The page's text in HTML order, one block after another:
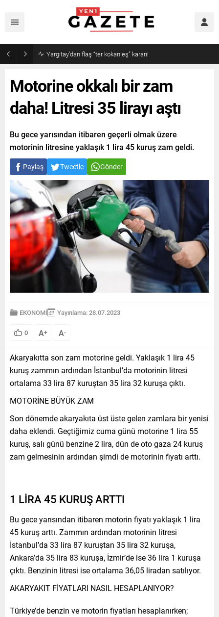
Motorine okkalı bir zam
daha! Litresi 35 lirayı aştı
Bu gece yarısından itibaren geçerli olmak üzere
motorinin litresine yaklaşık 1 lira 45 kuruş zam geldi.
Paylaş Tweetle Gönder
EKONOMİ Yayınlama: 28.07.2023
0 A+ A-
Akaryakıtta son zam motorine geldi. Yaklaşık 1 lira 45
kuruş zammın ardından İstanbul’da motorinin litresi
ortalama 33 lira 87 kuruştan 35 lira 32 kuruşa çıktı.
MOTORİNE BÜYÜK ZAM
Son dönemde akaryakıta üst üste gelen zamlara bir yenisi
daha eklendi. Geçtiğimiz cuma günü motorine 1 lira 55
kuruş, salı günü benzine 2 lira, dün de oto gaza 24 kuruş
zam gelmesinin ardından şimdi de motorinin fiyatı arttı.
1 LİRA 45 KURUŞ ARTTI
Bu gece yarısından itibaren motorin fiyatı yaklaşık 1 lira
45 kuruş arttı. Zammın ardından motorinin litresi
İstanbul’da 33 lira 87 kuruştan 35 lira 32 kuruşa,
Ankara’da 35 lira 83 kuruşa, İzmir’de ise 36 lira 1 kuruşa
çıktı. Benzinin litresi ise ortalama 36,05 liradan satılıyor.
AKARYAKIT FİYATLARI NASIL HESAPLANIYOR?
Türkiye’de benzin ve motorin fiyatları hesaplanırken;